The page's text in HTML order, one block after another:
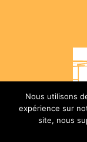
Nous utilisons
expérience sur
site, nous